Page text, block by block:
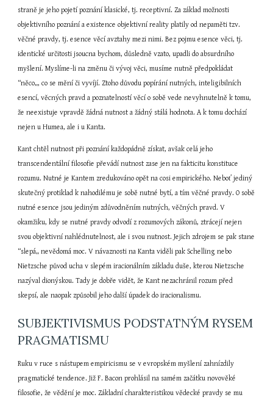
straně je jeho pojetí poznání klasické, tj. receptivní. Za základ možnosti
objektivního poznání a existence objektivní reality platily od nepaměti tzv.
věčné pravdy, tj. esence věcí avztahy mezi nimi. Bez pojmu esence věci, tj.
identické určitosti jsoucna bychom, důsledně vzato, upadli do absurdního
myšlení. Myslíme-li na změnu či vývoj věci, musíme nutně předpokládat
“něco„, co se mění či vyvíjí. Ztoho důvodu popírání nutných, inteligibilních
esencí, věcných pravd a poznatelností věcí o sobě vede nevyhnutelně k tomu,
že neexistuje vpravdě žádná nutnost a žádný stálá hodnota. A k tomu dochází
nejen u Humea, ale i u Kanta.
Kant chtěl nutnost při poznání každopádně získat, avšak celá jeho
transcendentální filosofie převádí nutnost zase jen na fakticitu konstituce
rozumu. Nutné je Kantem zredukováno opět na cosi empirického. Neboť jediný
skutečný protiklad k nahodilému je sobě nutné bytí, a tím věčné pravdy. O sobě
nutné esence jsou jediným zdůvodněním nutných, věčných pravd. V
okamžiku, kdy se nutné pravdy odvodí z rozumových zákonů, ztrácejí nejen
svou objektivní nahlédnutelnost, ale i svou nutnost. Jejich zdrojem se pak stane
“slepá„ nevědomá moc. V návaznosti na Kanta viděli pak Schelling nebo
Nietzsche původ ucha v slepém iracionálním základu duše, kterou Nietzsche
nazýval dionýskou. Tady je dobře vidět, že Kant nezachránil rozum před
skepsí, ale naopak způsobil jeho další úpadek do iracionalismu.
SUBJEKTIVISMUS PODSTATNÝM RYSEM
PRAGMATISMU
Ruku v ruce s nástupem empiricismu se v evropském myšlení zahnízdily
pragmatické tendence. Již F. Bacon prohlásil na samém začátku novověké
filosofie, že vědění je moc. Základní charakteristikou vědecké pravdy se mu